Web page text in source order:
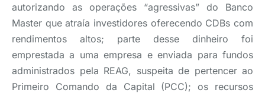
autorizando as operações “agressivas” do Banco
Master que atraía investidores oferecendo CDBs com
rendimentos altos; parte desse dinheiro foi
emprestada a uma empresa e enviada para fundos
administrados pela REAG, suspeita de pertencer ao
Primeiro Comando da Capital (PCC); os recursos